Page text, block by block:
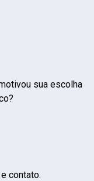
sua escolha
contato.